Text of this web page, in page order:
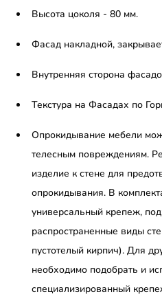
Высота цоколя - 80 мм.
Фасад накладной,
Внутренняя сторона
Текстура на Фасадах по
Опрокидывание мебели
телесным повреждениям.
изделие к стене для
опрокидывания. В
универсальный крепеж,
распространенные виды
пустотелый кирпич). Для
необходимо подобрать и
специализированный